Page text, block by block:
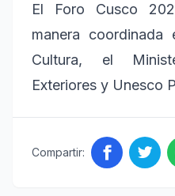
El Foro Cusco
manera
Cultura, el
Exteriores y Unesco
Compartir: